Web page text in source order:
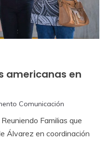
americanas en
Comunicación
Familias que
Álvarez en coordinación